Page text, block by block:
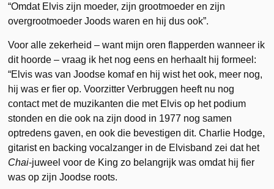
“Omdat Elvis zijn moeder, zijn grootmoeder en zijn
overgrootmoeder Joods waren en hij dus ook”.
Voor alle zekerheid – want mijn oren flapperden wanneer ik
dit hoorde – vraag ik het nog eens en herhaalt hij formeel:
“Elvis was van Joodse komaf en hij wist het ook, meer nog,
hij was er fier op. Voorzitter Verbruggen heeft nu nog
contact met de muzikanten die met Elvis op het podium
stonden en die ook na zijn dood in 1977 nog samen
optredens gaven, en ook die bevestigen dit. Charlie Hodge,
gitarist en backing vocalzanger in de Elvisband zei dat het
Chai-juweel voor de King zo belangrijk was omdat hij fier
was op zijn Joodse roots.